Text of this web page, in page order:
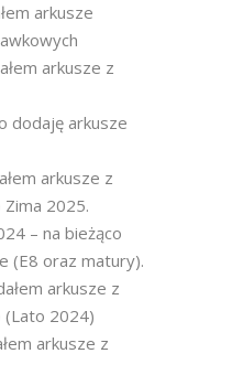
arkusze
arkusze z
dodaję arkusze
arkusze z
2025.
– na bieżąco
(E8 oraz matury).
arkusze z
(Lato 2024)
arkusze z